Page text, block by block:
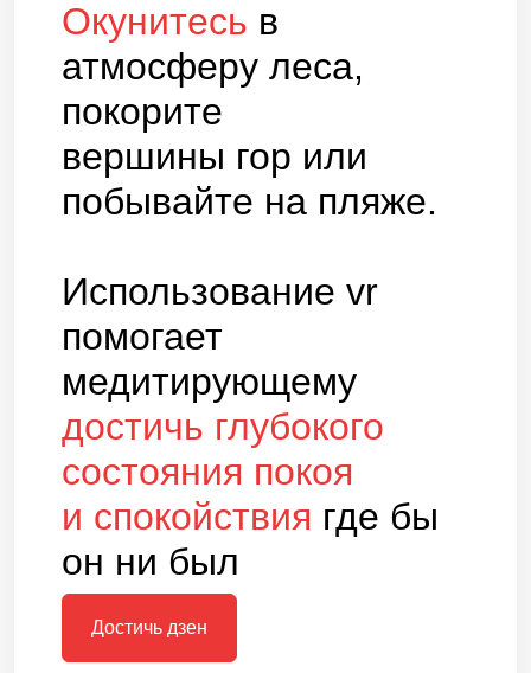
Окунитесь в
атмосферу леса,
покорите
вершины гор или
побывайте на пляже.
Использование vr
помогает
медитирующему
достичь глубокого
состояния покоя
и спокойствия где бы
он ни был
Достичь дзен